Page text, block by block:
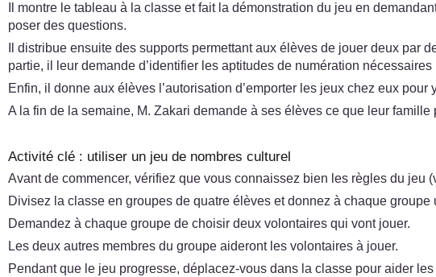
Il montre le tableau à la classe et fait la démonstration du jeu en
poser des questions.
Il distribue ensuite des supports permettant aux élèves de jouer deux par
partie, il leur demande d’identifier les aptitudes de numération nécessaires
Enfin, il donne aux élèves l’autorisation d’emporter les jeux chez eux
A la fin de la semaine, M. Zakari demande à ses élèves ce que leur
Activité clé : utiliser un jeu de nombres culturel
Avant de commencer, vérifiez que vous connaissez bien les règles du jeu
Divisez la classe en groupes de quatre élèves et donnez à chaque groupe
Demandez à chaque groupe de choisir deux volontaires qui vont jouer.
Les deux autres membres du groupe aideront les volontaires à jouer.
Pendant que le jeu progresse, déplacez-vous dans la classe pour aider